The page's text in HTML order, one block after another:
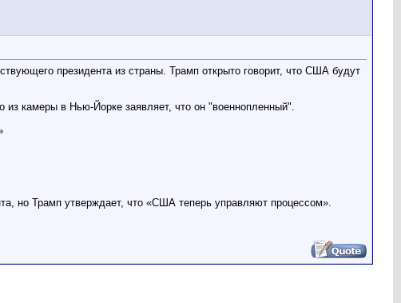
президента из страны. Трамп открыто говорит, что США будут
камеры в Нью-Йорке заявляет, что он "военнопленный".
но Трамп утверждает, что «США теперь управляют процессом».